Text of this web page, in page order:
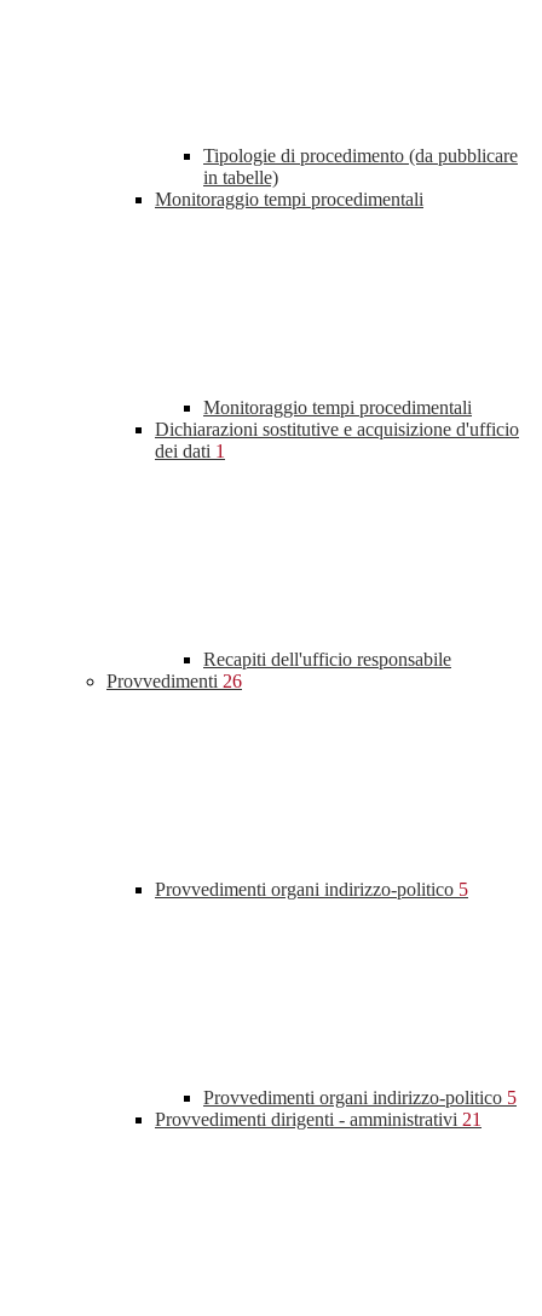
Tipologie di procedimento (da pubblicare
in tabelle)
Monitoraggio tempi procedimentali
Monitoraggio tempi procedimentali
Dichiarazioni sostitutive e acquisizione d'ufficio
dei dati 1
Recapiti dell'ufficio responsabile
Provvedimenti 26
Provvedimenti organi indirizzo-politico 5
Provvedimenti organi indirizzo-politico 5
Provvedimenti dirigenti - amministrativi 21